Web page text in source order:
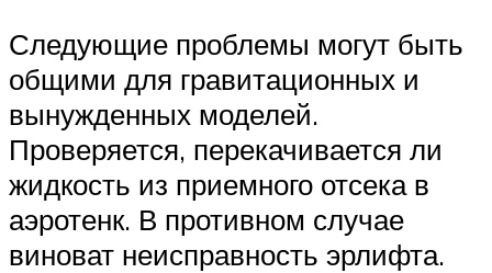
Следующие проблемы могут быть
общими для гравитационных и
вынужденных моделей.
Проверяется, перекачивается ли
жидкость из приемного отсека в
аэротенк. В противном случае
виноват неисправность эрлифта.